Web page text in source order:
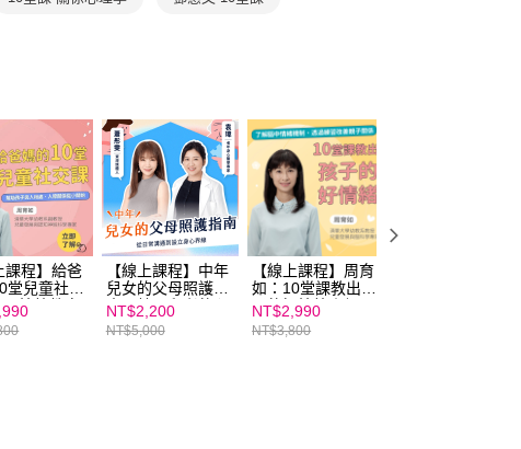
課程】給爸
堂兒童社交
情緒教育
【線上課程】中年
兒女的父母照護指
南：給照顧者的心
理裝備和資源盤點
｜親子天下線上學
NT$2,200
NT$5,000
【線上課程】周育
如：10堂課教出孩
子的好情緒｜親子
天下線上學校
NT$2,990
NT$3,800